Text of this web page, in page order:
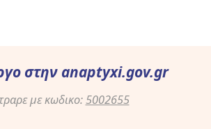
στην anaptyxi.gov.gr
με κωδικο:5002655